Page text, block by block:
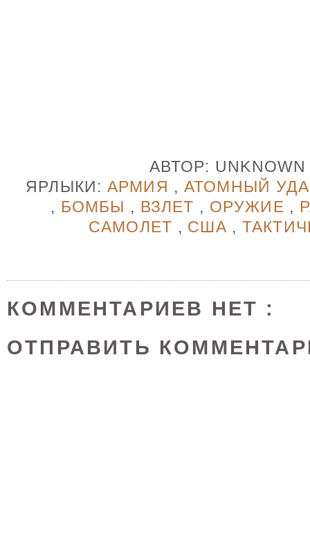
АВТОР:
ЯРЛЫКИ: АРМИЯ , АТОМНЫЙ
, БОМБЫ , ВЗЛЕТ , ОРУЖИЕ ,
САМОЛЕТ , США ,
КОММЕНТАРИЕВ НЕТ :
ОТПРАВИТЬ